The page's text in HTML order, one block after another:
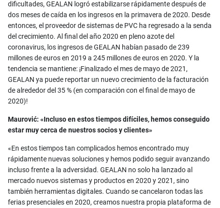
dificultades, GEALAN logró estabilizarse rápidamente después de
dos meses de caída en los ingresos en la primavera de 2020. Desde
entonces, el proveedor de sistemas de PVC ha regresado a la senda
del crecimiento. Al final del año 2020 en pleno azote del
coronavirus, los ingresos de GEALAN habían pasado de 239
millones de euros en 2019 a 245 millones de euros en 2020. Y la
tendencia se mantiene: ¡Finalizado el mes de mayo de 2021,
GEALAN ya puede reportar un nuevo crecimiento de la facturación
de alrededor del 35 % (en comparación con el final de mayo de
2020)!
Maurović: «Incluso en estos tiempos difíciles, hemos conseguido
estar muy cerca de nuestros socios y clientes»
«En estos tiempos tan complicados hemos encontrado muy
rápidamente nuevas soluciones y hemos podido seguir avanzando
incluso frente a la adversidad. GEALAN no solo ha lanzado al
mercado nuevos sistemas y productos en 2020 y 2021, sino
también herramientas digitales. Cuando se cancelaron todas las
ferias presenciales en 2020, creamos nuestra propia plataforma de